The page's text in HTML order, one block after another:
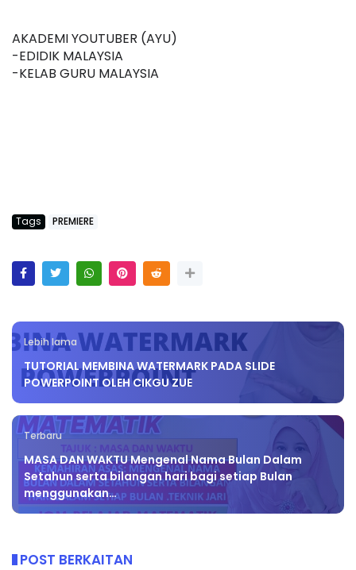
AKADEMI YOUTUBER (AYU)
-EDIDIK MALAYSIA
-KELAB GURU MALAYSIA
Tags PREMIERE
Lebih lama
TUTORIAL MEMBINA WATERMARK PADA SLIDE
POWERPOINT OLEH CIKGU ZUE
Terbaru
MASA DAN WAKTU Mengenal Nama Bulan Dalam
Setahun serta bilangan hari bagi setiap Bulan
menggunakan…
POST BERKAITAN